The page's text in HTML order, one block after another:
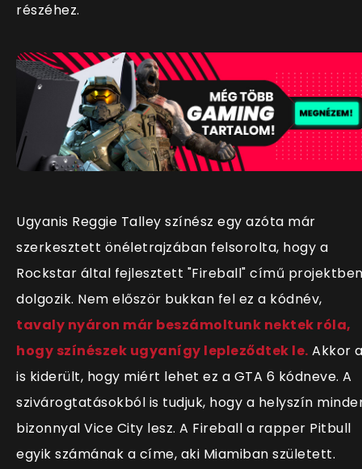
részéhez.
Ugyanis Reggie Talley színész egy azóta már
szerkesztett önéletrajzában felsorolta, hogy a
Rockstar által fejlesztett "Fireball" című
dolgozik. Nem először bukkan fel ez a kódnév,
tavaly nyáron már beszámoltunk nektek róla,
hogy színészek ugyanígy lepleződtek le. Akkor
is kiderült, hogy miért lehet ez a GTA 6 kódneve. A
szivárogtatásokból is tudjuk, hogy a helyszín
bizonnyal Vice City lesz. A Fireball a rapper Pitbull
egyik számának a címe, aki Miamiban született.